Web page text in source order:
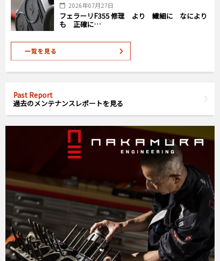
2026年07月27日
フェラーリF355 修理 より 繊細に なにより
も 正確に…
Past Report
過去のメンテナンスレポートを見る